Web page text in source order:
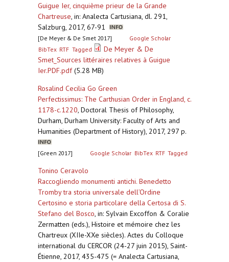
Guigue Ier, cinquième prieur de la Grande
Chartreuse, in: Analecta Cartusiana, dl. 291,
Salzburg, 2017, 67-91
[De Meyer & De Smet 2017]
Google Scholar
BibTex RTF Tagged
De Meyer & De
Smet_Sources littéraires relatives à Guigue
Ier.PDF.pdf(5.28 MB)
Rosalind Cecilia Go Green
Perfectissimus: The Carthusian Order in England, c.
1178-c.1220, Doctoral Thesis of Philosophy,
Durham, Durham University: Faculty of Arts and
Humanities (Department of History), 2017, 297 p.
[Green 2017] Google Scholar BibTex RTF Tagged
Tonino Ceravolo
Raccogliendo monumenti antichi. Benedetto
Tromby tra storia universale dell’Ordine
Certosino e storia particolare della Certosa di S.
Stefano del Bosco, in: Sylvain Excoffon & Coralie
Zermatten (eds.), Histoire et mémoire chez les
Chartreux (XIIe-XXe siècles). Actes du Colloque
international du CERCOR (24-27 juin 2015), Saint-
Étienne, 2017, 435-475 (= Analecta Cartusiana,